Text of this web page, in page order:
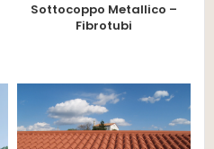
Sottocoppo Metallico –
Fibrotubi